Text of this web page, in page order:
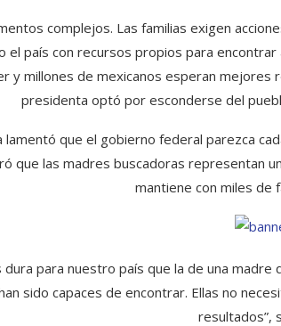
complejos. Las familias exigen
el país con recursos propios para
y millones de mexicanos esperan
presidenta optó por esconderse del
lamentó que el gobierno federal parezca
que las madres buscadoras representan
mantiene con miles de
dura para nuestro país que la de una
sido capaces de encontrar. Ellas no
resultados”,